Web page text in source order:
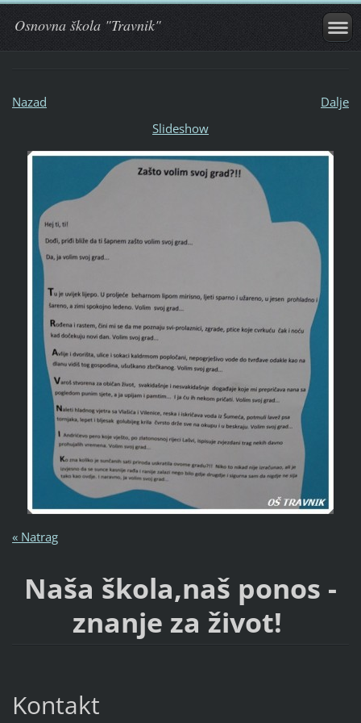
Osnovna škola "Travnik"
Nazad
Dalje
Slideshow
« Natrag
Naša škola,naš ponos -
znanje za život!
Kontakt